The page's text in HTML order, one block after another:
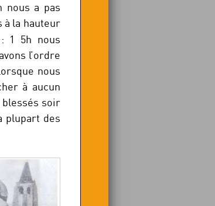
nous a pas
à la hauteur
1 5h nous
l’ordre
nous
à aucun
blessés soir
plupart des